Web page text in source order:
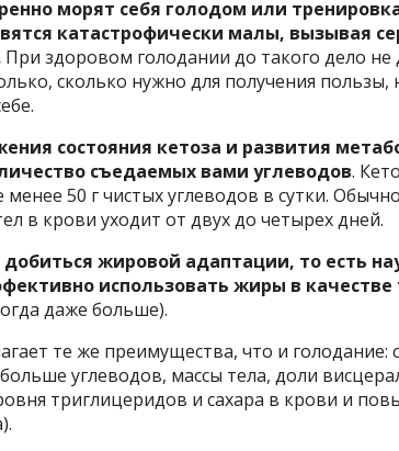
морят себя голодом или
катастрофически малы, вызывая
При здоровом голодании до такого дело
сколько нужно для получения
состояния кетоза и развития
съедаемых вами углеводов.
менее 50 г чистых углеводов в сутки.
в крови уходит от двух до четырех дней.
жировой адаптации, то есть
использовать жиры в качестве
даже больше).
те же преимущества, что и
углеводов, массы тела, доли
триглицеридов и сахара в крови и